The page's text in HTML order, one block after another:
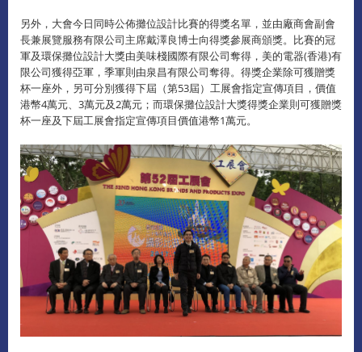
另外，大會今日同時公佈攤位設計比賽的得獎名單，並由廠商會副會
長兼展覽服務有限公司主席戴澤良博士向得獎參展商頒獎。比賽的冠
軍及環保攤位設計大獎由美味棧國際有限公司奪得，美的電器(香港)有
限公司獲得亞軍，季軍則由泉昌有限公司奪得。得獎企業除可獲贈獎
杯一座外，另可分別獲得下屆（第53屆）工展會指定宣傳項目，價值
港幣4萬元、3萬元及2萬元；而環保攤位設計大獎得獎企業則可獲贈獎
杯一座及下屆工展會指定宣傳項目價值港幣1萬元。